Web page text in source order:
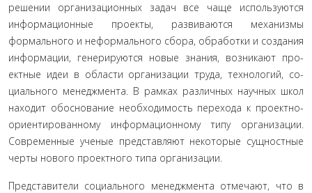
решении организационных задач все чаще использу­ются
информационные проекты, развиваются механизмы
формального и неформального сбора, обработки и создания
информации, генерируются новые знания, возникают про­
ектные идеи в области организации труда, технологий, со­
циального менеджмента. В рамках различных научных школ
находит обоснование необходимость перехода к проектно­
ориентированному информационному типу организации.
Современные ученые представляют некоторые сущностные
черты нового проектного типа организации.
Представители социального менеджмента отмечают, что в